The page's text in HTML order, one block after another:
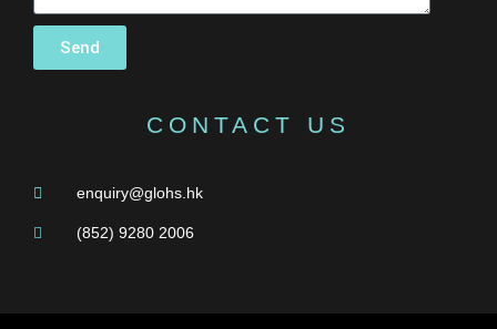
Send
CONTACT US
enquiry@glohs.hk
(852) 9280 2006